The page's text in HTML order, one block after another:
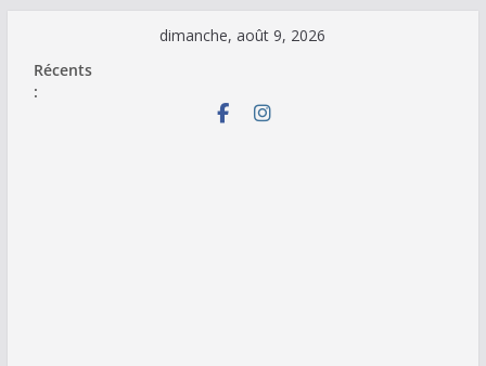
contenu
dimanche, août 9, 2026
Récents
: